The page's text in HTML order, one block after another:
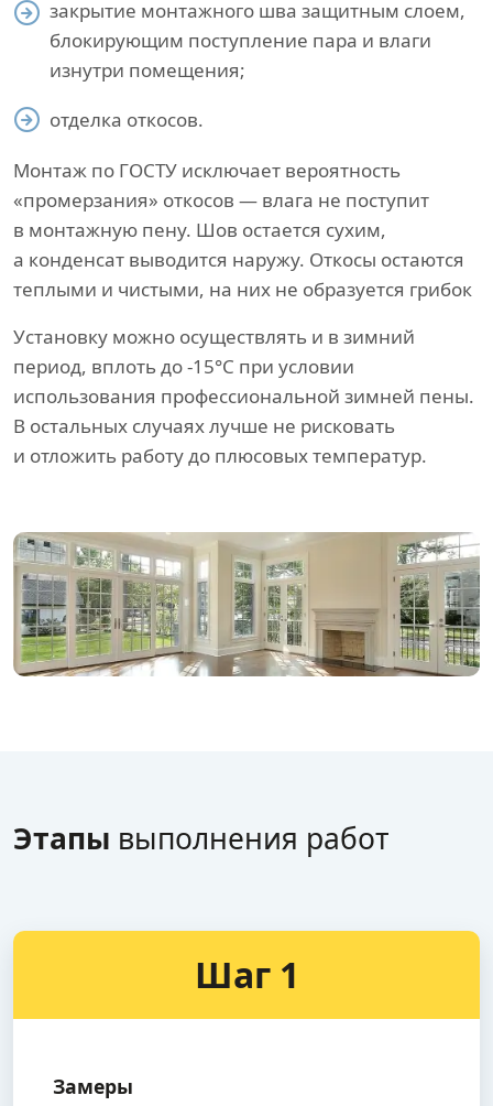
закрытие монтажного шва защитным слоем,
блокирующим поступление пара и влаги
изнутри помещения;
отделка откосов.
Монтаж по ГОСТУ исключает вероятность
«промерзания» откосов — влага не поступит
в монтажную пену. Шов остается сухим,
а конденсат выводится наружу. Откосы остаются
теплыми и чистыми, на них не образуется грибок
Установку можно осуществлять и в зимний
период, вплоть до -15°С при условии
использования профессиональной зимней пены.
В остальных случаях лучше не рисковать
и отложить работу до плюсовых температур.
Этапы выполнения работ
Шаг 1
Замеры